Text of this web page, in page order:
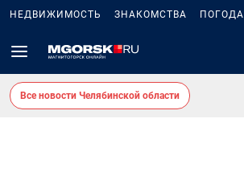
НЕДВИЖИМОСТЬ ЗНАКОМСТВА ПОГОДА
Все новости Челябинской области